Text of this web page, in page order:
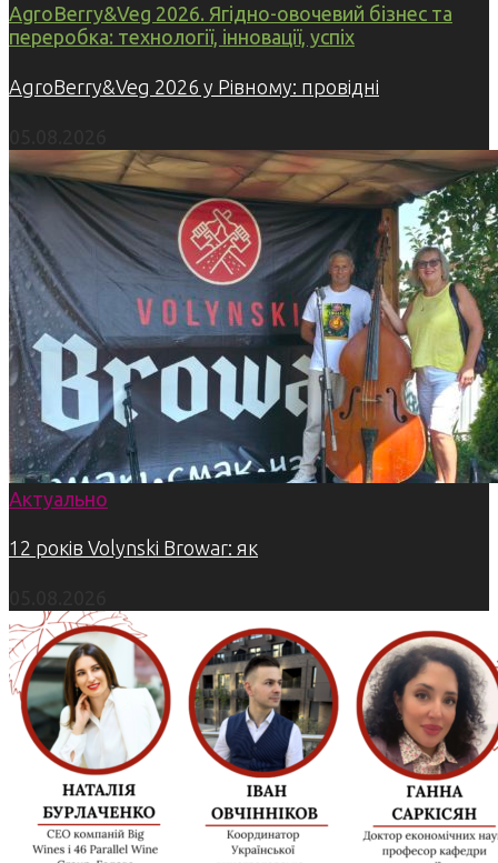
AgroBerry&Veg 2026. Ягідно-овочевий бізнес та
переробка: технології, інновації, успіх
AgroBerry&Veg 2026 у Рівному: провідні
Актуально
12 років Volynski Browar: як